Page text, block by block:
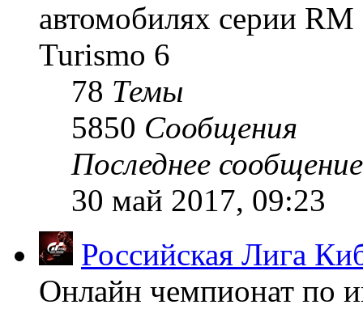
автомобилях серии
Turismo 6
78 Темы
5850 Сообщения
Последнее сообщение
30 май 2017, 09:23
Российская Лига
Онлайн чемпионат по